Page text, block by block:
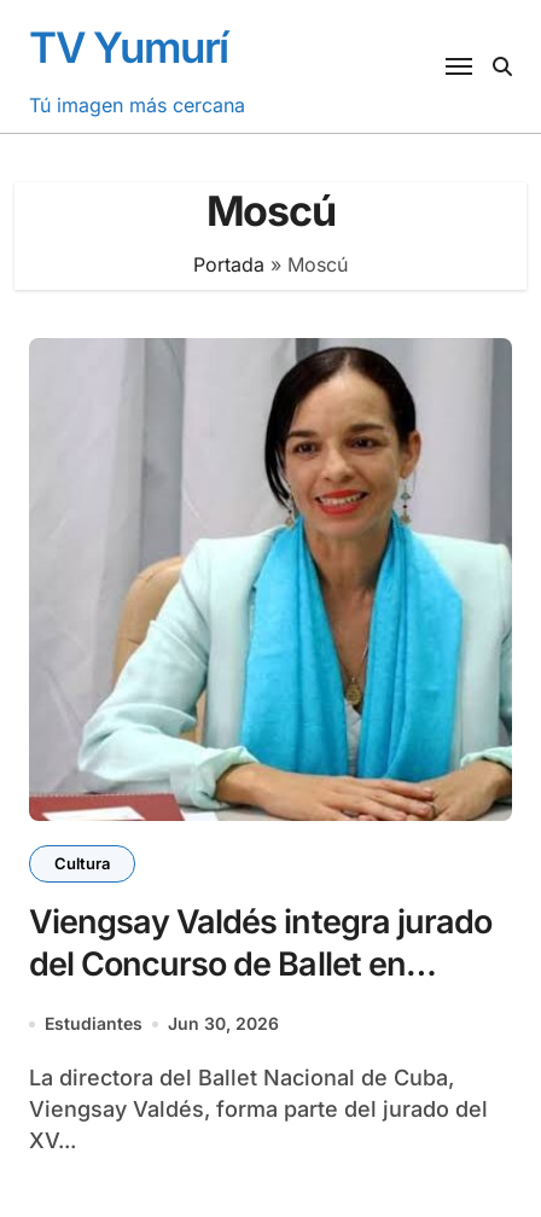
contenido
TV Yumurí
Tú imagen más cercana
Moscú
Portada » Moscú
Cultura
Viengsay Valdés integra jurado
del Concurso de Ballet en
Moscú
Estudiantes Jun 30, 2026
La directora del Ballet Nacional de Cuba,
Viengsay Valdés, forma parte del jurado del
XV...